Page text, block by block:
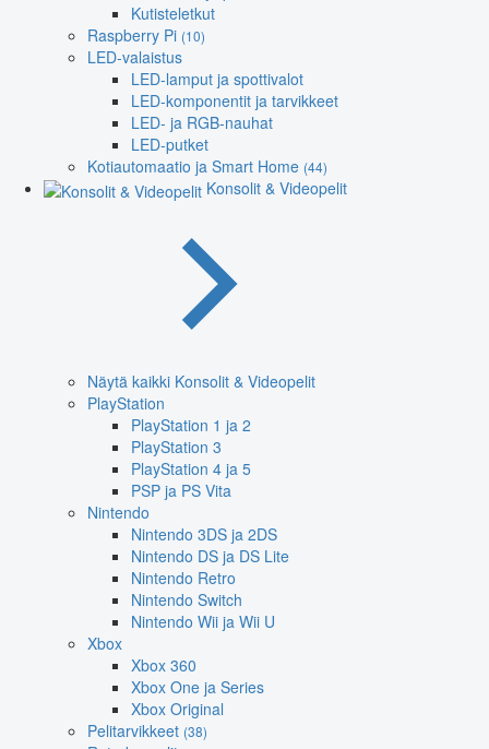
Kutisteletkut
Raspberry Pi (10)
LED-valaistus
LED-lamput ja spottivalot
LED-komponentit ja tarvikkeet
LED- ja RGB-nauhat
LED-putket
Kotiautomaatio ja Smart Home (44)
Konsolit & Videopelit
Näytä kaikki Konsolit & Videopelit
PlayStation
PlayStation 1 ja 2
PlayStation 3
PlayStation 4 ja 5
PSP ja PS Vita
Nintendo
Nintendo 3DS ja 2DS
Nintendo DS ja DS Lite
Nintendo Retro
Nintendo Switch
Nintendo Wii ja Wii U
Xbox
Xbox 360
Xbox One ja Series
Xbox Original
Pelitarvikkeet (38)